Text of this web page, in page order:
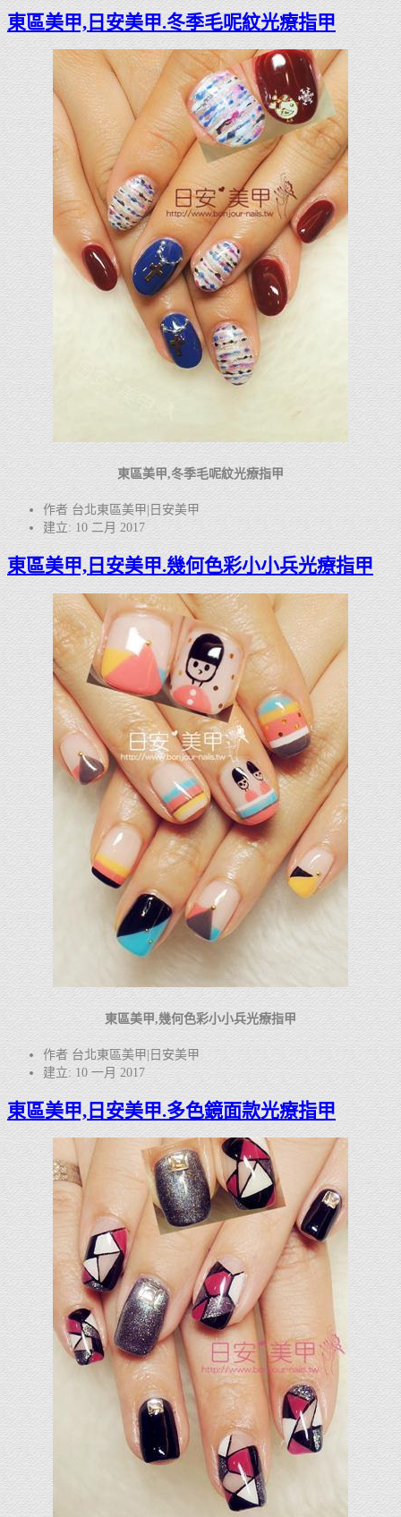
東區美甲,日安美甲.冬季毛呢紋光療指甲
東區美甲,冬季毛呢紋光療指甲
作者 台北東區美甲|日安美甲
建立: 10 二月 2017
東區美甲,日安美甲.幾何色彩小小兵光療指甲
東區美甲,幾何色彩小小兵光療指甲
作者 台北東區美甲|日安美甲
建立: 10 一月 2017
東區美甲,日安美甲.多色鏡面款光療指甲